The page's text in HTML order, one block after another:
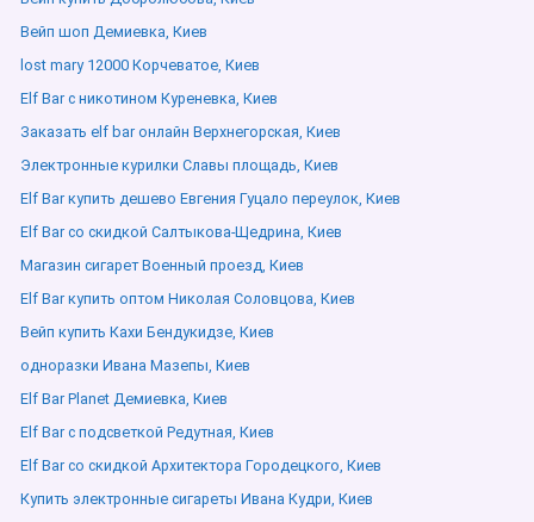
Вейп шоп Демиевка, Киев
lost mary 12000 Корчеватое, Киев
Elf Bar с никотином Куреневка, Киев
Заказать elf bar онлайн Верхнегорская, Киев
Электронные курилки Славы площадь, Киев
Elf Bar купить дешево Евгения Гуцало переулок, Киев
Elf Bar со скидкой Салтыкова-Щедрина, Киев
Магазин сигарет Военный проезд, Киев
Elf Bar купить оптом Николая Соловцова, Киев
Вейп купить Кахи Бендукидзе, Киев
одноразки Ивана Мазепы, Киев
Elf Bar Planet Демиевка, Киев
Elf Bar с подсветкой Редутная, Киев
Elf Bar со скидкой Архитектора Городецкого, Киев
Купить электронные сигареты Ивана Кудри, Киев